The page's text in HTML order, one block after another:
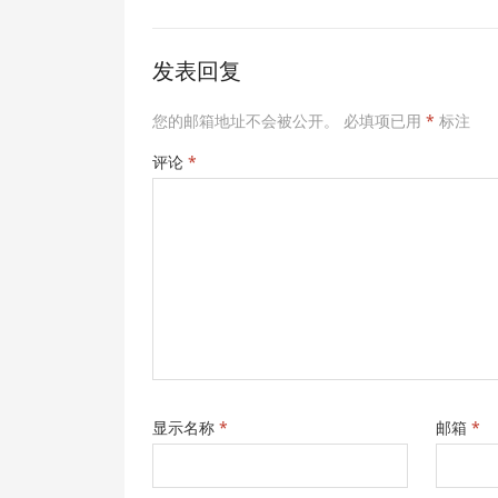
发表回复
您的邮箱地址不会被公开。 必填项已用 * 标注
评论 *
显示名称 * 邮箱 *